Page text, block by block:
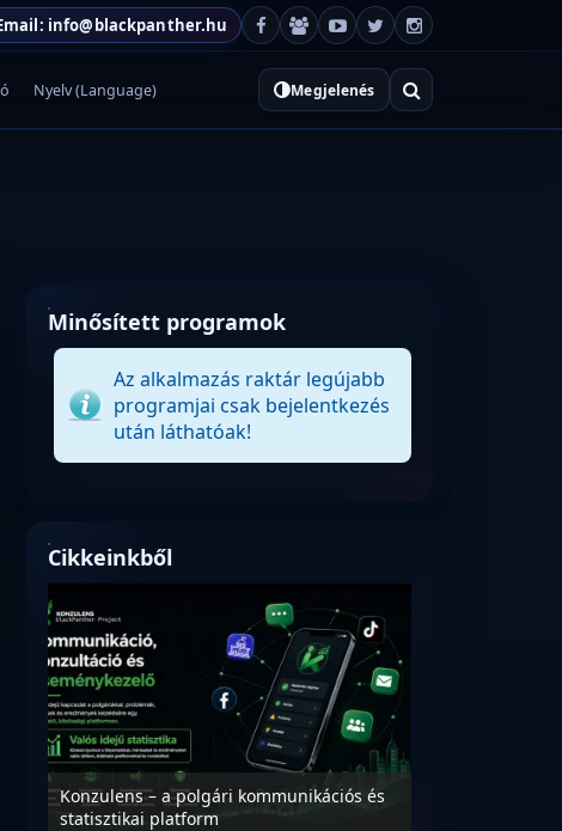
info@blackpanther.hu
Nyelv (Language) Megjelenés
Minősített programok
Az alkalmazás raktár legújabb
programjai csak bejelentkezés
után láthatóak!
Cikkeinkből
Konzulens – a polgári kommunikációs és
statisztikai platform